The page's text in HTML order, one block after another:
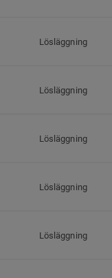
Lösläggning
Lösläggning
Lösläggning
Lösläggning
Lösläggning